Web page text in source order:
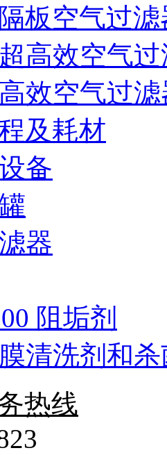
板空气过滤
高效空气
效空气过滤
及耗材
备
器
阻垢剂
清洗剂和
热线